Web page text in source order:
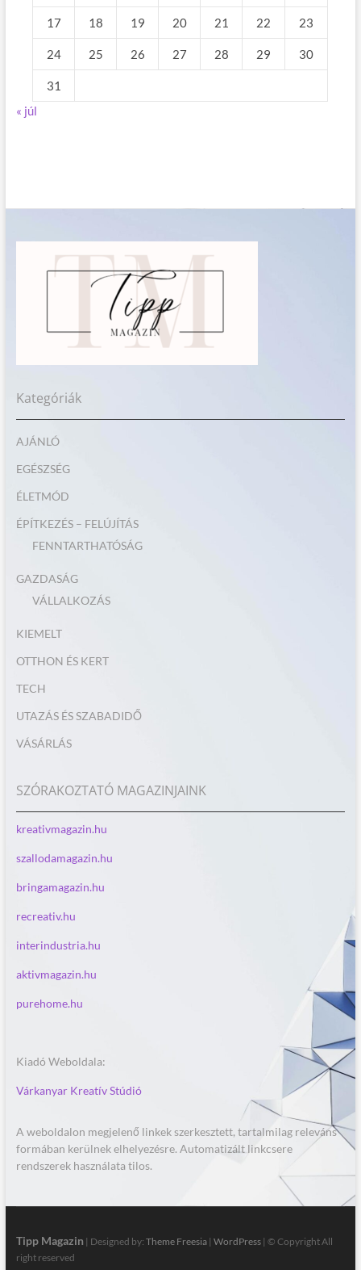
17 18 19 20 21 22 23
24 25 26 27 28 29 30
31
« júl
Kategóriák
AJÁNLÓ
EGÉSZSÉG
ÉLETMÓD
ÉPÍTKEZÉS – FELÚJÍTÁS
FENNTARTHATÓSÁG
GAZDASÁG
VÁLLALKOZÁS
KIEMELT
OTTHON ÉS KERT
TECH
UTAZÁS ÉS SZABADIDŐ
VÁSÁRLÁS
SZÓRAKOZTATÓ MAGAZINJAINK
kreativmagazin.hu
szallodamagazin.hu
bringamagazin.hu
recreativ.hu
interindustria.hu
aktivmagazin.hu
purehome.hu
Kiadó Weboldala:
Várkanyar Kreatív Stúdió
A weboldalon megjelenő linkek szerkesztett, tartalmilag releváns
formában kerülnek elhelyezésre. Automatizált linkcsere
rendszerek használata tilos.
Tipp Magazin | Designed by: Theme Freesia| WordPress| © Copyright All
right reserved